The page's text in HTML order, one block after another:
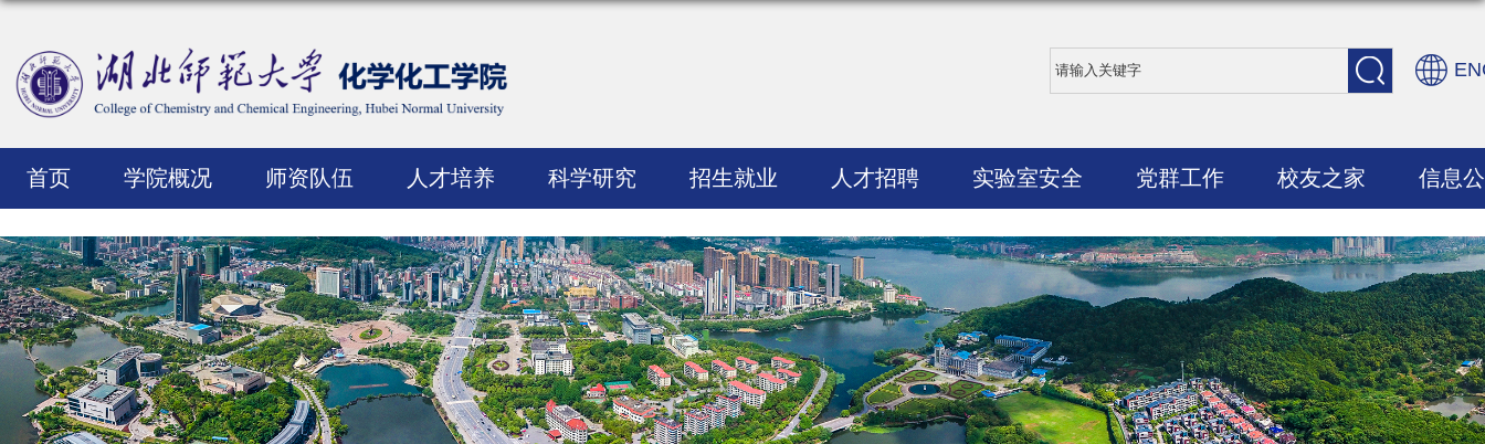
首页 学院概况 师资队伍 人才培养 科学研究 招生就业 人才招聘 实验室安全 党群工作 校友之家 信息